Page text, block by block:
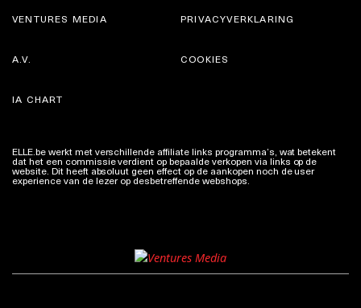
VENTURES MEDIA PRIVACYVERKLARING
A.V.
IA CHART
COOKIES
ELLE.be werkt met verschillende affiliate links programma’s, wat betekent
dat het een commissie verdient op bepaalde verkopen via links op de
website. Dit heeft absoluut geen effect op de aankopen noch de user
experience van de lezer op desbetreffende webshops.